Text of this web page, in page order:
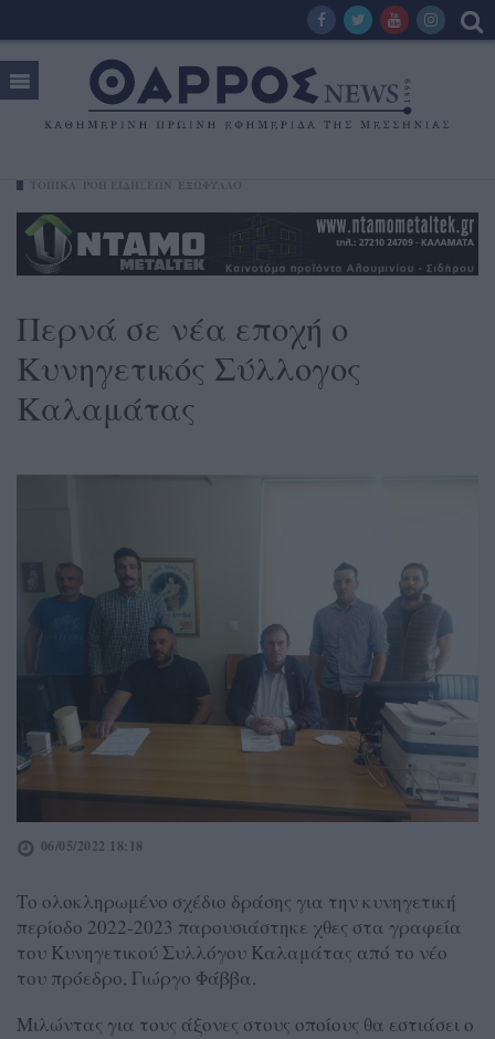
Περνά σε νέα εποχή ο
Κυνηγετικός Σύλλογος
Καλαμάτας
06/05/2022 18:18
Το ολοκληρωμένο σχέδιο δράσης για την κυνηγετική
περίοδο 2022-2023 παρουσιάστηκε χθες στα γραφεία
του Κυνηγετικού Συλλόγου Καλαμάτας από το νέο
του πρόεδρο, Γιώργο Φάββα.
Μιλώντας για τους άξονες στους οποίους θα εστιάσει ο